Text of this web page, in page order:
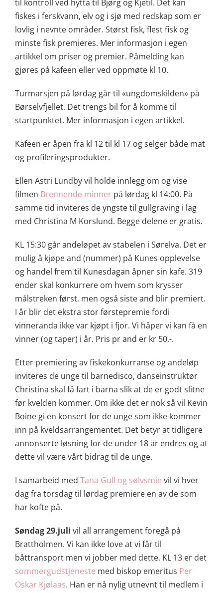
til kontroll ved hytta til Bjørg og Kjetil. Det kan
fiskes i ferskvann, elv og i sjø med redskap som er
lovlig i nevnte områder. Størst fisk, flest fisk og
minste fisk premieres. Mer informasjon i egen
artikkel om priser og premier. Påmelding kan
gjøres på kafeen eller ved oppmøte kl 10.
Turmarsjen på lørdag går til «ungdomskilden» på
Børselvfjellet. Det trengs bil for å komme til
startpunktet. Mer informasjon i egen artikkel.
Kafeen er åpen fra kl 12 til kl 17 og selger både mat
og profileringsprodukter.
Ellen Astri Lundby vil holde innlegg om og vise
filmen Brennende minner på lørdag kl 14:00. På
samme tid inviteres de yngste til gullgraving i lag
med Christina M Korslund. Begge delene er gratis.
KL 15:30 går andeløpet av stabelen i Sørelva. Det er
mulig å kjøpe and (nummer) på Kunes opplevelse
og handel frem til Kunesdagan åpner sin kafe. 319
ender skal konkurrere om hvem som krysser
målstreken først. men også siste and blir premiert.
I år blir det ekstra stor førstepremie fordi
vinneranda ikke var kjøpt i fjor. Vi håper vi kan få en
vinner (og taper) i år. Pris pr and er kr 50,-.
Etter premiering av fiskekonkurranse og andeløp
inviteres de unge til barnedisco, danseinstruktør
Christina skal få fart i barna slik at de er godt slitne
før kvelden kommer. Om ikke det er nok så vil Kevin
Boine gi en konsert for de unge som ikke kommer
inn på kveldsarrangementet. Det betyr at tidligere
annonserte løsning for de under 18 år endres og at
dette vil være vårt bidrag til de unge.
I samarbeid med Tana Gull og sølvsmie vil vi hver
dag fra torsdag til lørdag premiere en av de som
har kofte på.
Søndag 29.juli vil all arrangement foregå på
Brattholmen. Vi kan ikke love at vi får til
båttransport men vi jobber med dette. KL 13 er det
sommergudstjeneste med biskop emeritus Per
Oskar Kjølaas. Han er nå nylig utnevnt til medlem i